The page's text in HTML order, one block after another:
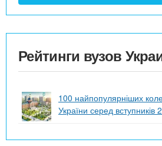
Рейтинги вузов
100 найпопулярніших
України серед вступників